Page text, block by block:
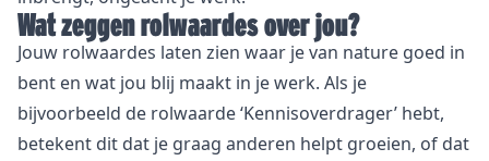
Wat zeggen rolwaardes over jou?
Jouw rolwaardes laten zien waar je van nature goed in
bent en wat jou blij maakt in je werk. Als je
bijvoorbeeld de rolwaarde ‘Kennisoverdrager’ hebt,
betekent dit dat je graag anderen helpt groeien, of dat